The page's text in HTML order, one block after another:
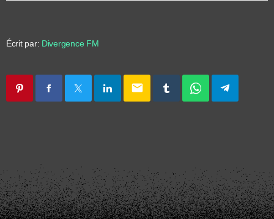
Écrit par: Divergence FM
email